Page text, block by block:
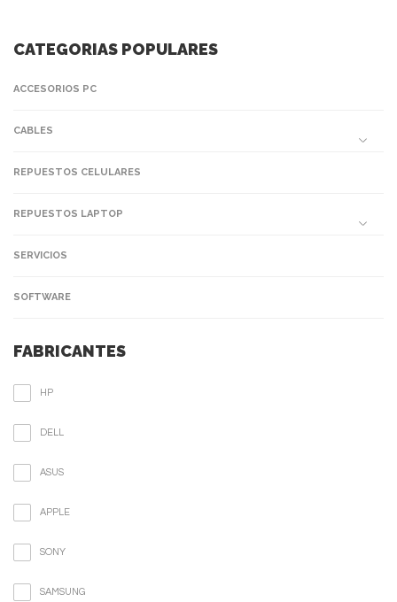
CATEGORIAS POPULARES
ACCESORIOS PC
CABLES
REPUESTOS CELULARES
REPUESTOS LAPTOP
SERVICIOS
SOFTWARE
FABRICANTES
HP
DELL
ASUS
APPLE
SONY
SAMSUNG